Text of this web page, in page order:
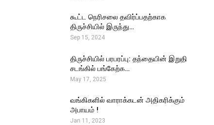
கூட்ட நெரிசலை தவிர்ப்பதற்காக
திருச்சியில் இருந்து…
Sep 15, 2024
திருச்சியில் பரபரப்பு: தந்தையின் இறுதி
சடங்கில் பங்கேற்க…
May 17, 2025
வங்கிகளில் வாராக்கடன் அதிகரிக்கும்
அபாயம் !
Jan 11, 2023